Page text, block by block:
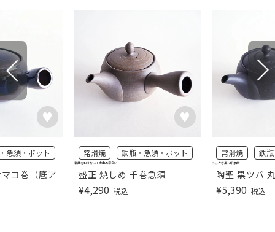
コ巻（底ア
急須・ポット
盛正 焼しめ 千巻急須
常滑焼 鉄瓶・急須・ポット
¥4,290 税込
釉薬を掛けない土本来の風合い
陶聖 黒ツバ
常滑焼 鉄
¥5,390 税込
シックな黒が印象的